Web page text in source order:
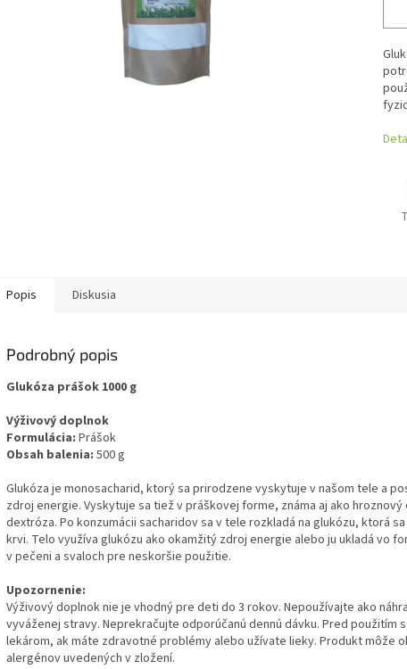
Popis Diskusia
Podrobný popis
Glukóza prášok 1000 g
Výživový doplnok
Formulácia: Prášok
Obsah balenia: 500 g
Glukóza je monosacharid, ktorý sa prirodzene vyskytuje v našom tele a
zdroj energie. Vyskytuje sa tiež v práškovej forme, známa aj ako hroznový
dextróza. Po konzumácii sacharidov sa v tele rozkladá na glukózu, ktorá
krvi. Telo využíva glukózu ako okamžitý zdroj energie alebo ju ukladá vo
v pečeni a svaloch pre neskoršie použitie.
Upozornenie:
Výživový doplnok nie je vhodný pre deti do 3 rokov. Nepoužívajte ako
vyváženej stravy. Neprekračujte odporúčanú dennú dávku. Pred použitím
lekárom, ak máte zdravotné problémy alebo užívate lieky. Produkt môže
alergénov uvedených v zložení.